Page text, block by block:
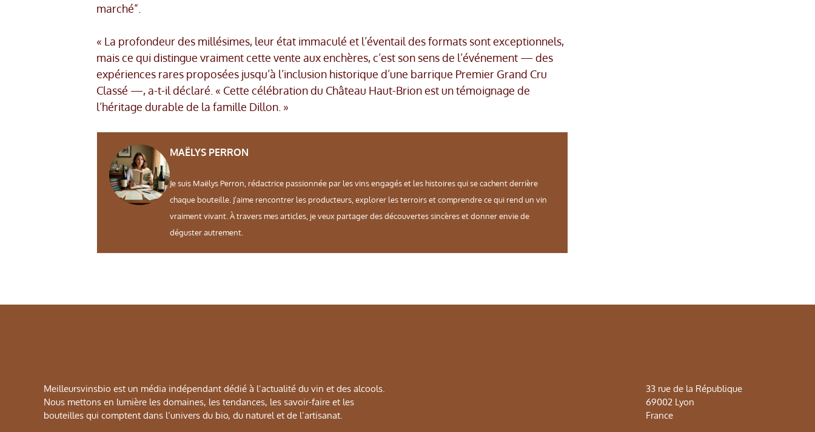
marché”.
« La profondeur des millésimes, leur état immaculé et l’éventail des formats sont exceptionnels,
mais ce qui distingue vraiment cette vente aux enchères, c’est son sens de l’événement — des
expériences rares proposées jusqu’à l’inclusion historique d’une barrique Premier Grand Cru
Classé —, a-t-il déclaré. « Cette célébration du Château Haut-Brion est un témoignage de
l’héritage durable de la famille Dillon. »
MAËLYS PERRON
Je suis Maëlys Perron, rédactrice passionnée par les vins engagés et les histoires qui se cachent derrière
chaque bouteille. J’aime rencontrer les producteurs, explorer les terroirs et comprendre ce qui rend un vin
vraiment vivant. À travers mes articles, je veux partager des découvertes sincères et donner envie de
déguster autrement.
Meilleursvinsbio est un média indépendant dédié à l’actualité du vin et des alcools.
Nous mettons en lumière les domaines, les tendances, les savoir-faire et les
bouteilles qui comptent dans l’univers du bio, du naturel et de l’artisanat.
33 rue de la République
69002 Lyon
France